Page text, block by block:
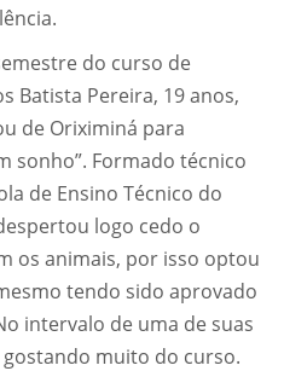
do curso de
Batista Pereira, 19 anos,
de Oriximiná para
sonho”. Formado técnico
de Ensino Técnico do
logo cedo o
os animais, por isso optou
tendo sido aprovado
intervalo de uma de suas
muito do curso.